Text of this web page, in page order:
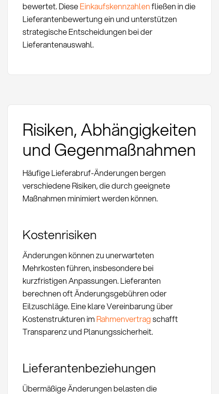
bewertet. DieseEinkaufskennzahlenfließen in die
Lieferantenbewertung ein und unterstützen
strategische Entscheidungen bei der
Lieferantenauswahl.
Risiken, Abhängigkeiten
und Gegenmaßnahmen
Häufige Lieferabruf-Änderungen bergen
verschiedene Risiken, die durch geeignete
Maßnahmen minimiert werden können.
Kostenrisiken
Änderungen können zu unerwarteten
Mehrkosten führen, insbesondere bei
kurzfristigen Anpassungen. Lieferanten
berechnen oft Änderungsgebühren oder
Eilzuschläge. Eine klare Vereinbarung über
Kostenstrukturen im Rahmenvertragschafft
Transparenz und Planungssicherheit.
Lieferantenbeziehungen
Übermäßige Änderungen belasten die